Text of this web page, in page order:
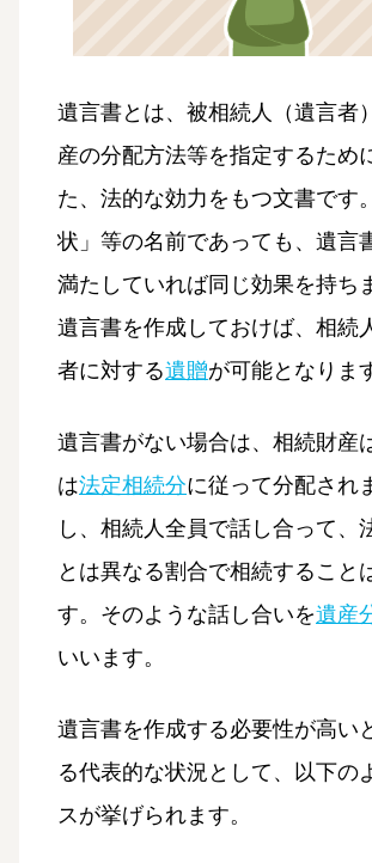
遺言書とは、被相続人（遺言者
産の分配方法等を指定するため
た、法的な効力をもつ文書です
状」等の名前であっても、遺言
満たしていれば同じ効果を持ち
遺言書を作成しておけば、相続
者に対する遺贈が可能となりま
遺言書がない場合は、相続財産
は法定相続分に従って分配され
し、相続人全員で話し合って、
とは異なる割合で相続すること
す。そのような話し合いを遺産
いいます。
遺言書を作成する必要性が高い
る代表的な状況として、以下の
スが挙げられます。